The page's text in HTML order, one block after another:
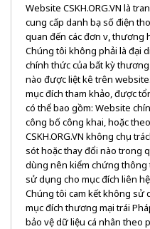
Website CSKH.ORG.VN là
cung cấp danh bạ số điện
quan đến các đơn vị, thương
Chúng tôi không phải là đại
chính thức của bất kỳ
nào được liệt kê trên
mục đích tham khảo, được
có thể bao gồm: Website
công bố công khai, hoặc
CSKH.ORG.VN không chịu
sót hoặc thay đổi nào trong
dùng nên kiểm chứng
sử dụng cho mục đích liên
Chúng tôi cam kết không
mục đích thương mại trái
bảo vệ dữ liệu cá nhân theo